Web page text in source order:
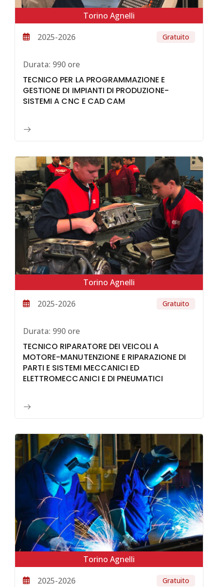
Torino Agnelli
2025-2026
Gratuito
Durata: 990 ore
TECNICO PER LA PROGRAMMAZIONE E
GESTIONE DI IMPIANTI DI PRODUZIONE-
SISTEMI A CNC E CAD CAM
Torino Agnelli
2025-2026
Gratuito
Durata: 990 ore
TECNICO RIPARATORE DEI VEICOLI A
MOTORE-MANUTENZIONE E RIPARAZIONE DI
PARTI E SISTEMI MECCANICI ED
ELETTROMECCANICI E DI PNEUMATICI
Torino Agnelli
2025-2026
Gratuito